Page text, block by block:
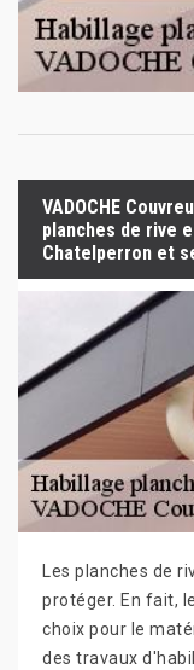
VADOCHE
planches de rive
Chatelperron et
Les planches de
protéger. En fait,
choix pour le
des travaux